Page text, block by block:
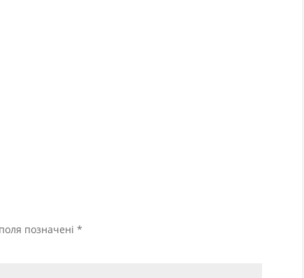
поля позначені*